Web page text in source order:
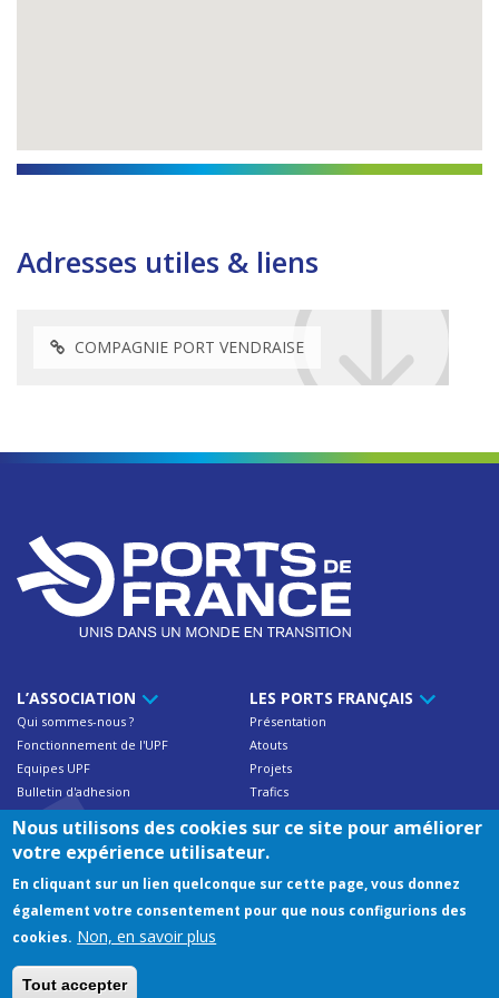
Adresses utiles & liens
COMPAGNIE PORT VENDRAISE
L’ASSOCIATION
Qui sommes-nous ?
Fonctionnement de l'UPF
Equipes UPF
Bulletin d'adhesion
Contact
LES PORTS FRANÇAIS
Présentation
Atouts
Projets
Trafics
NOS ADHÉRENTS
Annuaire des membres
Adresses utiles & liens
RESSOURCES
Publications
Nous utilisons des cookies sur ce site pour améliorer
votre expérience utilisateur.
En cliquant sur un lien quelconque sur cette page, vous donnez
également votre consentement pour que nous configurions des
cookies. Non, en savoir plus
Tout accepter